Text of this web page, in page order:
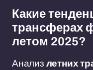
Какие
трансферах
летом 2025?
Анализлетних